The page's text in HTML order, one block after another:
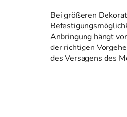
Bei größeren
Anbringung hängt
der richtigen
des Versagens des